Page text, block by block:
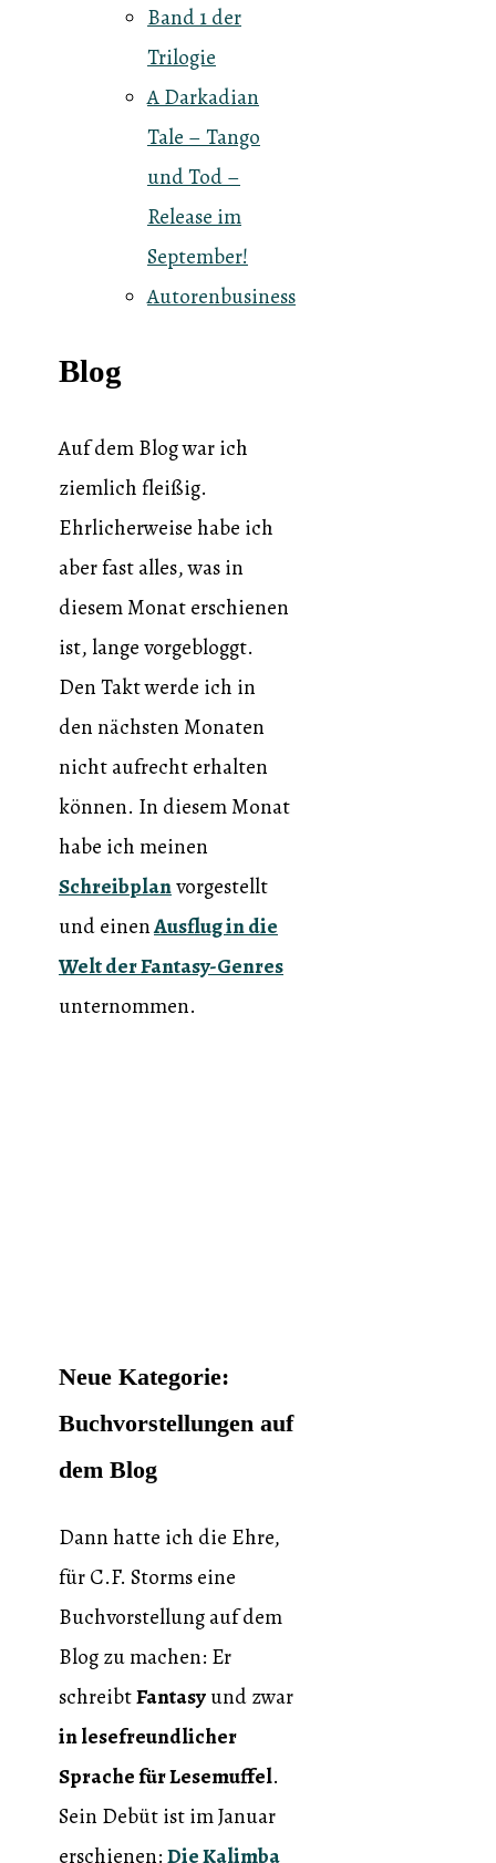
Band 1 der
Trilogie
A Darkadian
Tale – Tango
und Tod –
Release im
September!
Autorenbusiness
Blog
Auf dem Blog war ich
ziemlich fleißig.
Ehrlicherweise habe ich
aber fast alles, was in
diesem Monat erschienen
ist, lange vorgebloggt.
Den Takt werde ich in
den nächsten Monaten
nicht aufrecht erhalten
können. In diesem Monat
habe ich meinen
Schreibplanvorgestellt
und einenAusflug in die
Welt der Fantasy-Genres
unternommen.
Neue Kategorie:
Buchvorstellungen auf
dem Blog
Dann hatte ich die Ehre,
für C.F. Storms eine
Buchvorstellung auf dem
Blog zu machen: Er
schreibtFantasyund zwar
in lesefreundlicher
Sprache für Lesemuffel.
Sein Debüt ist im Januar
erschienen:Die Kalimba